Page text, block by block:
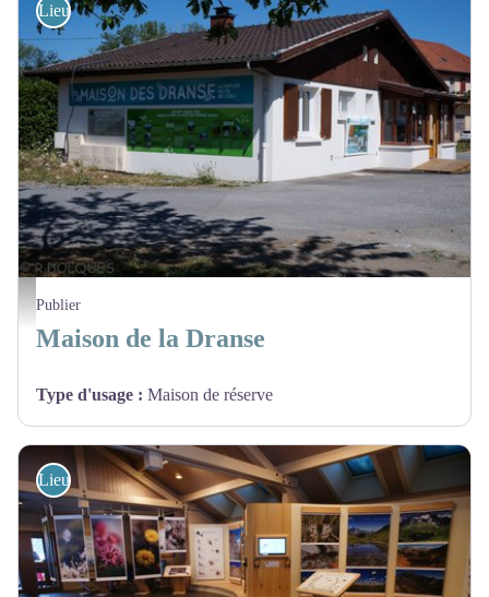
@RemiDolques
Lieux d'informations
Publier
Maison de la Dranse
Type d'usage : Maison de réserve
Lieux d'informations